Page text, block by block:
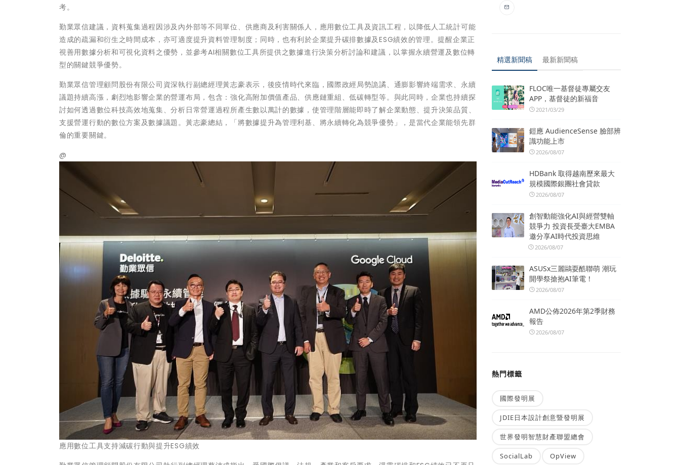
考。
勤業眾信建議，資料蒐集過程因涉及內外部等不同單位、供應商及利害關係人，應用數位工具及資訊工程，以降低人工統計可能
造成的疏漏和衍生之時間成本，亦可適度提升資料管理制度；同時，也有利於企業提升碳排數據及ESG績效的管理。提醒企業正
視善用數據分析和可視化資料之優勢，並參考AI相關數位工具所提供之數據進行決策分析討論和建議，以掌握永續營運及數位轉
型的關鍵競爭優勢。
勤業眾信管理顧問股份有限公司資深執行副總經理黃志豪表示，後疫情時代來臨，國際政經局勢詭譎、通膨影響終端需求、永續
議題持續高漲，劇烈地影響企業的營運布局，包含：強化高附加價值產品、供應鏈重組、低碳轉型等。與此同時，企業也持續探
討如何透過數位科技高效地蒐集、分析日常營運過程所產生數以萬計的數據，使管理階層能即時了解企業動態、提升決策品質、
支援營運行動的數位方案及數據議題。黃志豪總結，「將數據提升為管理利基、將永續轉化為競爭優勢」，是當代企業能領先群
倫的重要關鍵。
@
應用數位工具支持減碳行動與提升ESG績效
精選新聞稿 最新新聞稿
FLOC唯一基督徒專屬交友
APP，基督徒的新福音
2021/03/29
鎧應 AudienceSense 臉部辨
識功能上市
2026/08/07
HDBank 取得越南歷來最大
規模國際銀團社會貸款
2026/08/07
創智動能強化AI與經營雙軸
競爭力 投資長受臺大EMBA
邀分享AI時代投資思維
2026/08/07
ASUSx三麗鷗耍酷聯萌 潮玩
開學祭搶抱AI筆電！
2026/08/07
AMD公佈2026年第2季財務
報告
2026/08/07
熱門標籤
國際發明展
JDIE日本設計創意暨發明展
世界發明智慧財產聯盟總會
SocialLab OpView